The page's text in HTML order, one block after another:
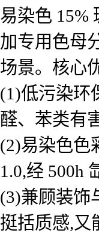
易染色 15%
加专用色母
场景。核心
(1)低污染环
醛、苯类有
(2)易染色色
1.0,经 500h
(3)兼顾装饰
挺括质感,又